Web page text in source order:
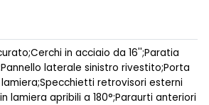
in acciaio da 16'';Paratia
laterale sinistro rivestito;Porta
retrovisori esterni
lamiera apribili a 180°;Paraurti anteriori